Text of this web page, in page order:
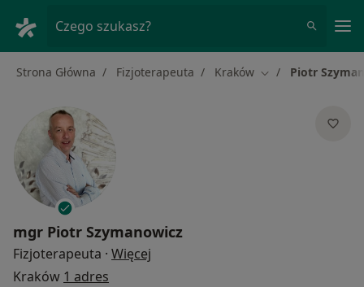
Czego szukasz?
Strona Główna Fizjoterapeuta Kraków Zmień miasto
Piotr
mgr Piotr Szymanowicz
Fizjoterapeuta · Więcej
Kraków 1 adres